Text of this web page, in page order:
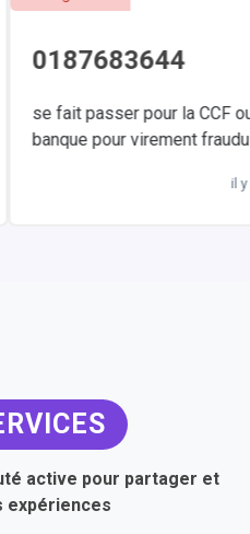
0187683644
se fait passer pour la CCF
banque pour virement
il
active pour partager et
expériences